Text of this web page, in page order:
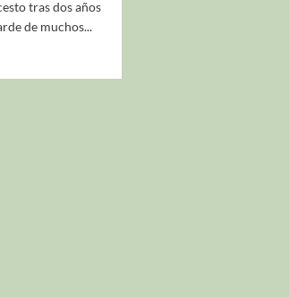
tras dos años
de muchos...